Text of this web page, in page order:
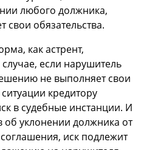
любого должника,
свои обязательства.
как астрент,
если нарушитель
не выполняет свои
кредитору
в судебные инстанции. И
об уклонении должника от
иск подлежит